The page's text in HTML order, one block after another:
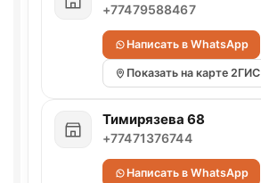
+77479588467
Написать в WhatsApp
Показать на карте 2ГИС
Тимирязева 68
+77471376744
Написать в WhatsApp